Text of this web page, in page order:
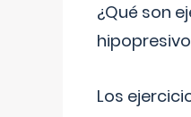
¿Qué son
Los